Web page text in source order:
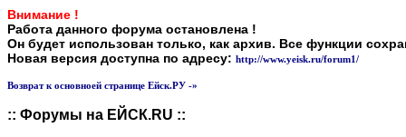
Внимание !
Работа данного форума остановлена !
Он будет использован только, как архив. Все функции
Новая версия доступна по адресу: http://www.yeisk.ru/forum1/
Возврат к основноей странице Ейск.РУ -»
:: Форумы на ЕЙСК.RU ::